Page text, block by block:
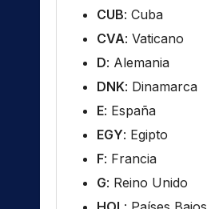
CUB: Cuba
CVA: Vaticano
D: Alemania
DNK: Dinamarca
E: España
EGY: Egipto
F: Francia
G: Reino Unido